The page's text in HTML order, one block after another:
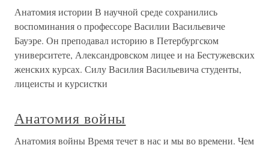
Анатомия истории В научной среде сохранились
воспоминания о профессоре Василии Васильевиче
Бауэре. Он преподавал историю в Петербургском
университете, Александровском лицее и на Бестужевских
женских курсах. Силу Василия Васильевича студенты,
лицеисты и курсистки
Анатомия войны
Анатомия войны Время течет в нас и мы во времени. Чем